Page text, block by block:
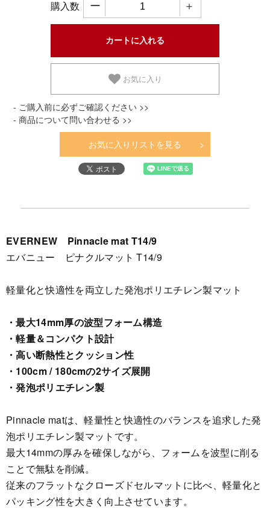
購入数 ー ＋
お気に入り
- ご購入前に必ずご確認ください >>
- 商品について問い合わせる >>
お気に入りリストを見る
EVERNEW Pinnacle mat T14/9
エバニュー ピナクルマット T14/9
軽量化と快適性を両立した発泡ポリエチレン製マット
・最大14mm厚の波型フォーム構造
・軽量＆コンパクト設計
・高い断熱性とクッション性
・100cm / 180cmの2サイズ展開
・発泡ポリエチレン製
Pinnacle matは、軽量性と快適性のバランスを追求した発
泡ポリエチレン製マットです。
最大14mmの厚みを確保しながら、フォームを波型に削る
ことで無駄を削減。
従来のフラットなクローズドセルマットに比べ、軽量化と
パッキング性を大きく向上させています。